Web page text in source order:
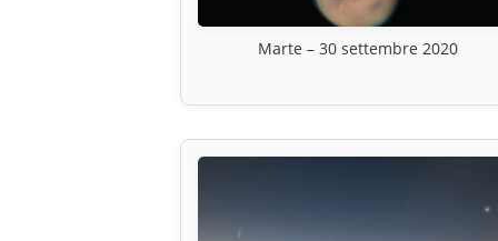
Marte – 30 settembre 2020